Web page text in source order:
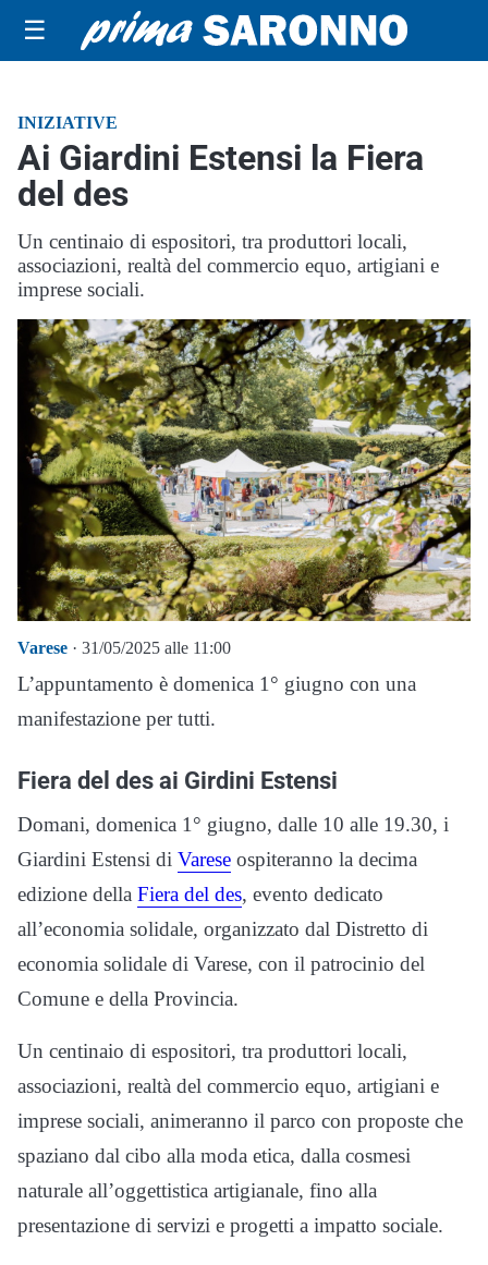
☰
INIZIATIVE
Ai Giardini Estensi la Fiera
del des
Un centinaio di espositori, tra produttori locali,
associazioni, realtà del commercio equo, artigiani e
imprese sociali.
Varese · 31/05/2025 alle 11:00
L’appuntamento è domenica 1° giugno con una
manifestazione per tutti.
Fiera del des ai Girdini Estensi
Domani, domenica 1° giugno, dalle 10 alle 19.30, i
Giardini Estensi di Varese ospiteranno la decima
edizione della Fiera del des, evento dedicato
all’economia solidale, organizzato dal Distretto di
economia solidale di Varese, con il patrocinio del
Comune e della Provincia.
Un centinaio di espositori, tra produttori locali,
associazioni, realtà del commercio equo, artigiani e
imprese sociali, animeranno il parco con proposte che
spaziano dal cibo alla moda etica, dalla cosmesi
naturale all’oggettistica artigianale, fino alla
presentazione di servizi e progetti a impatto sociale.